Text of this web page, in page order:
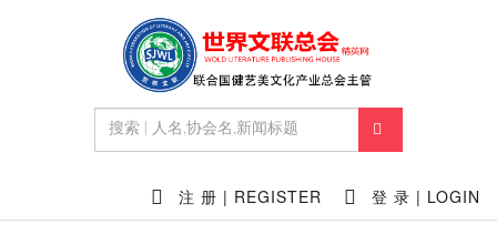
注 册 | REGISTER 登 录 | LOGIN